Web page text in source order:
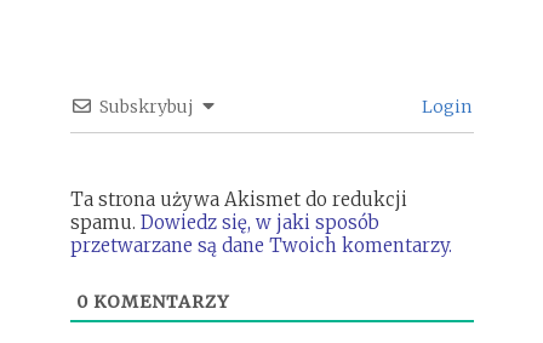
Subskrybuj Login
Ta strona używa Akismet do redukcji
spamu. Dowiedz się, w jaki sposób
przetwarzane są dane Twoich komentarzy.
0KOMENTARZY